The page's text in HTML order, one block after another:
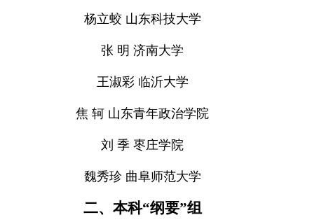
杨立蛟 山东科技大学
张 明 济南大学
王淑彩 临沂大学
焦 轲 山东青年政治学院
刘 季 枣庄学院
魏秀珍 曲阜师范大学
二、本科“纲要”组